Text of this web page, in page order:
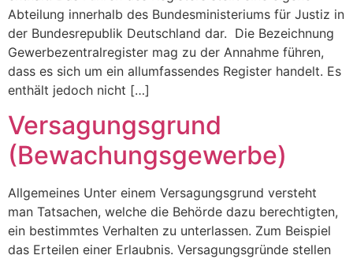
Abteilung innerhalb des Bundesministeriums für Justiz in
der Bundesrepublik Deutschland dar. Die Bezeichnung
Gewerbezentralregister mag zu der Annahme führen,
dass es sich um ein allumfassendes Register handelt. Es
enthält jedoch nicht […]
Versagungsgrund
(Bewachungsgewerbe)
Allgemeines Unter einem Versagungsgrund versteht
man Tatsachen, welche die Behörde dazu berechtigten,
ein bestimmtes Verhalten zu unterlassen. Zum Beispiel
das Erteilen einer Erlaubnis. Versagungsgründe stellen